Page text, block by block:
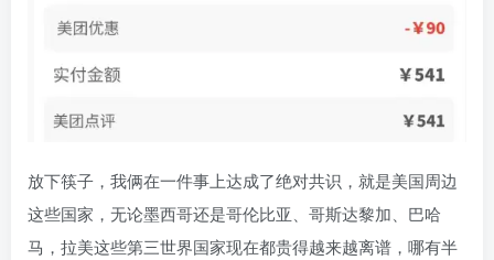
放下筷子，我俩在一件事上达成了绝对共识，就是美国周边
这些国家，无论墨西哥还是哥伦比亚、哥斯达黎加、巴哈
马，拉美这些第三世界国家现在都贵得越来越离谱，哪有半